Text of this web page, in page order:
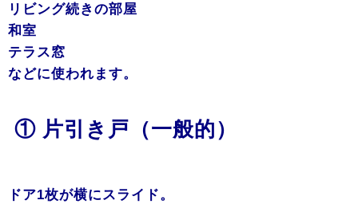
リビング続きの部屋
和室
テラス窓
などに使われます。
① 片引き戸（一般的）
ドア1枚が横にスライド。